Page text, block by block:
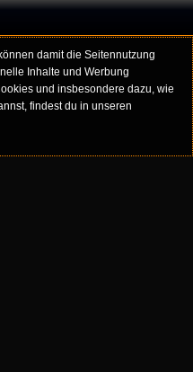
damit die Seitennutzung
Inhalte und Werbung
und insbesondere dazu, wie
findest du in unseren